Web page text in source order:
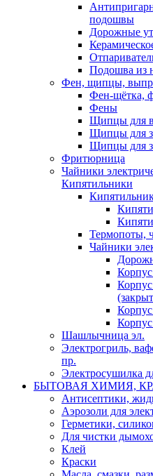
подошвы
Дорожные
Подошва из
Фен, щипцы,
Фен-щётка,
Фены
Щипцы для
Щипцы для
Щипцы для
Фритюрница
Чайники
Кипятильники
Термопоты,
Чайники
Шашлычница эл.
Электрогриль,
пр.
Электросушилка
БЫТОВАЯ ХИМИЯ,
Антисептики,
Аэрозоли для
Герметики,
Для чистки
Клей
Краски